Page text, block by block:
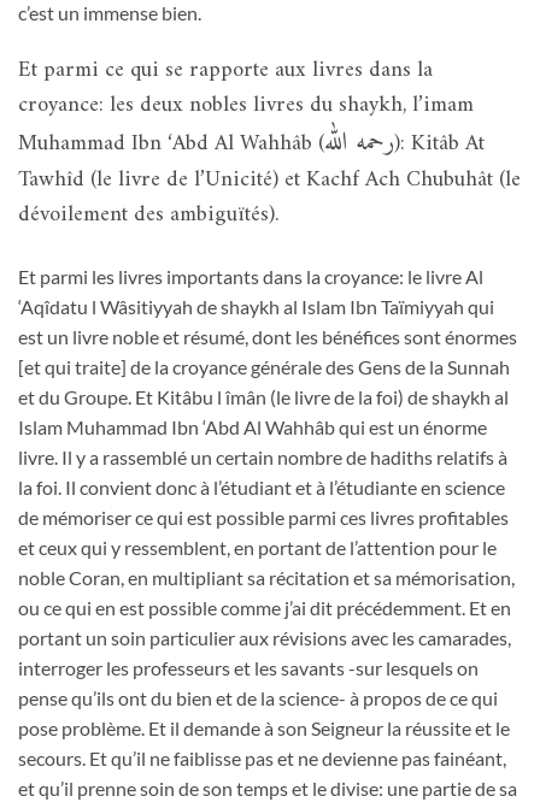
c’est un immense bien.
Et parmi ce qui se rapporte aux livres dans la
croyance: les deux nobles livres du shaykh, l’imam
Muhammad Ibn ‘Abd Al Wahhâb (رحمه الله): Kitâb At
Tawhîd (le livre de l’Unicité) et Kachf Ach Chubuhât (le
dévoilement des ambiguïtés).
Et parmi les livres importants dans la croyance: le livre Al
‘Aqîdatu l Wâsitiyyah de shaykh al Islam Ibn Taïmiyyah qui
est un livre noble et résumé, dont les bénéfices sont énormes
[et qui traite] de la croyance générale des Gens de la Sunnah
et du Groupe. Et Kitâbu l îmân (le livre de la foi) de shaykh al
Islam Muhammad Ibn ‘Abd Al Wahhâb qui est un énorme
livre. Il y a rassemblé un certain nombre de hadiths relatifs à
la foi. Il convient donc à l’étudiant et à l’étudiante en science
de mémoriser ce qui est possible parmi ces livres profitables
et ceux qui y ressemblent, en portant de l’attention pour le
noble Coran, en multipliant sa récitation et sa mémorisation,
ou ce qui en est possible comme j’ai dit précédemment. Et en
portant un soin particulier aux révisions avec les camarades,
interroger les professeurs et les savants -sur lesquels on
pense qu’ils ont du bien et de la science- à propos de ce qui
pose problème. Et il demande à son Seigneur la réussite et le
secours. Et qu’il ne faiblisse pas et ne devienne pas fainéant,
et qu’il prenne soin de son temps et le divise: une partie de sa